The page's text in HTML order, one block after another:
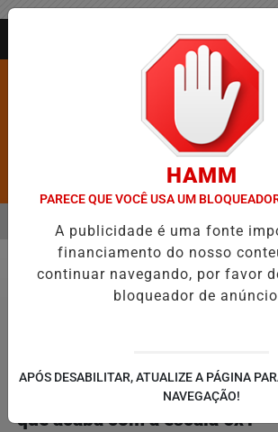
Pesquisar Notícia
É CONFIRMADA NO DIA DO EVANGÉLICO
EM ALTA
Política
Saiba como votaram os
que acaba com a escala 6x1
HAMM
PARECE QUE VOCÊ USA UM
A publicidade é uma fonte
financiamento do nosso
continuar navegando, por favor
bloqueador de
APÓS DESABILITAR, ATUALIZE A PÁGINA
NAVEGAÇÃO!